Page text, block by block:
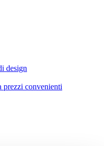
design
prezzi convenienti